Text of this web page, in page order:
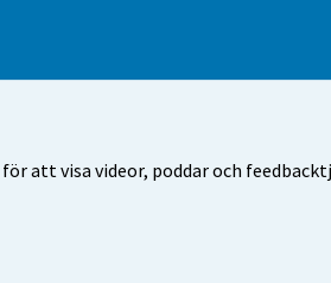
att visa videor, poddar och